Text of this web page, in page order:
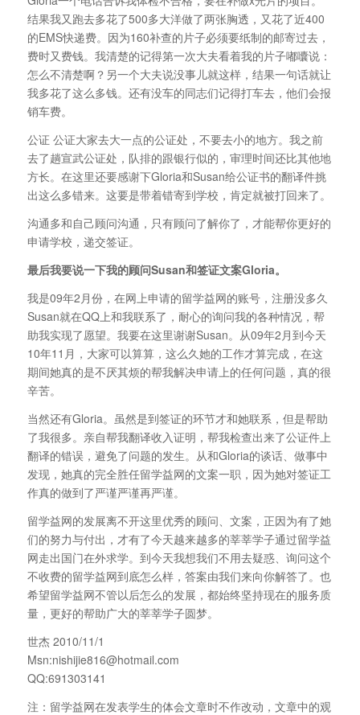
结果我又跑去多花了500多大洋做了两张胸透，又花了近400
的EMS快递费。因为160补查的片子必须要纸制的邮寄过去，
费时又费钱。我清楚的记得第一次大夫看着我的片子嘟囔说：
怎么不清楚啊？另一个大夫说没事儿就这样，结果一句话就让
我多花了这么多钱。还有没车的同志们记得打车去，他们会报
销车费。
公证 公证大家去大一点的公证处，不要去小的地方。我之前
去了趟宣武公证处，队排的跟银行似的，审理时间还比其他地
方长。在这里还要感谢下Gloria和Susan给公证书的翻译件挑
出这么多错来。这要是带着错寄到学校，肯定就被打回来了。
沟通多和自己顾问沟通，只有顾问了解你了，才能帮你更好的
申请学校，递交签证。
最后我要说一下我的顾问Susan和签证文案Gloria。
我是09年2月份，在网上申请的留学益网的账号，注册没多久
Susan就在QQ上和我联系了，耐心的询问我的各种情况，帮
助我实现了愿望。我要在这里谢谢Susan。从09年2月到今天
10年11月，大家可以算算，这么久她的工作才算完成，在这
期间她真的是不厌其烦的帮我解决申请上的任何问题，真的很
辛苦。
当然还有Gloria。虽然是到签证的环节才和她联系，但是帮助
了我很多。亲自帮我翻译收入证明，帮我检查出来了公证件上
翻译的错误，避免了问题的发生。从和Gloria的谈话、做事中
发现，她真的完全胜任留学益网的文案一职，因为她对签证工
作真的做到了严谨严谨再严谨。
留学益网的发展离不开这里优秀的顾问、文案，正因为有了她
们的努力与付出，才有了今天越来越多的莘莘学子通过留学益
网走出国门在外求学。到今天我想我们不用去疑惑、询问这个
不收费的留学益网到底怎么样，答案由我们来向你解答了。也
希望留学益网不管以后怎么的发展，都始终坚持现在的服务质
量，更好的帮助广大的莘莘学子圆梦。
世杰 2010/11/1
Msn:nishijie816@hotmail.com
QQ:691303141
注：留学益网在发表学生的体会文章时不作改动，文章中的观